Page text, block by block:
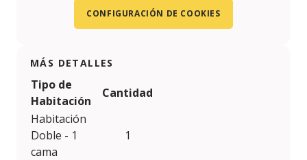
CONFIGURACIÓN DE COOKIES
MÁS DETALLES
Tipo de
Habitación
Cantidad
Habitación
Doble - 1
cama
1